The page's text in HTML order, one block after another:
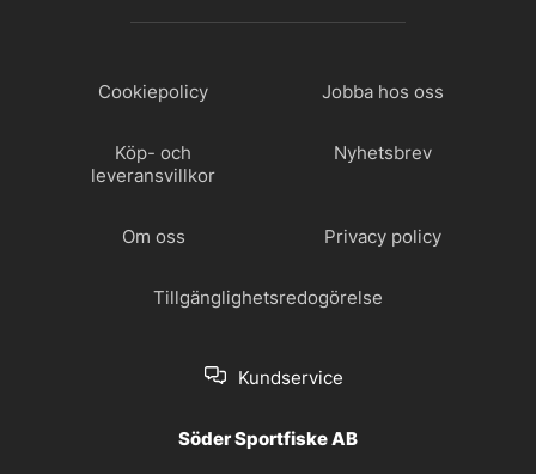
Cookiepolicy Jobba hos oss
Köp- och
leveransvillkor
Nyhetsbrev
Om oss Privacy policy
Tillgänglighetsredogörelse
Kundservice
Söder Sportfiske AB